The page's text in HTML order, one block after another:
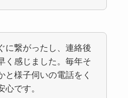
に繋がったし、連絡後
く感じました。毎年そ
と様子伺いの電話をく
心です。